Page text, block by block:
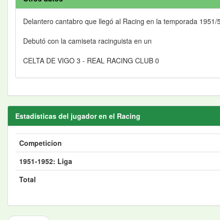
Delantero cantabro que llegó al Racing en la temporada 1951/
Debutó con la camiseta racinguista en un
CELTA DE VIGO 3 - REAL RACING CLUB 0
Estadísticas del jugador en el Racing
Competicion
1951-1952: Liga
Total